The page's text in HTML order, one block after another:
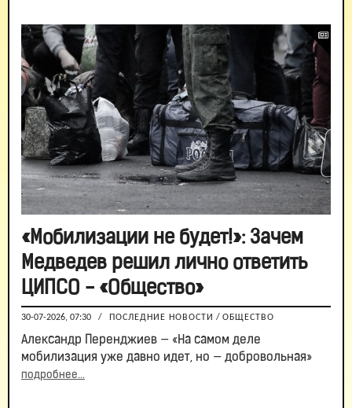
«Мобилизации не будет!»: Зачем
Медведев решил лично ответить
ЦИПСО - «Общество»
30-07-2026, 07:30 / ПОСЛЕДНИЕ НОВОСТИ / ОБЩЕСТВО
Александр Перенджиев — «На самом деле
мобилизация уже давно идет, но — добровольная»
подробнее...